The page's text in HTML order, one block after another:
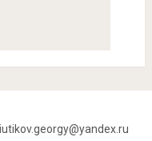
liutikov.georgy@yandex.ru